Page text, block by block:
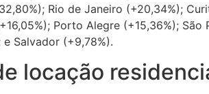
Rio de Janeiro (+20,34%);
Porto Alegre (+15,36%); São
e Salvador (+9,78%).
locação